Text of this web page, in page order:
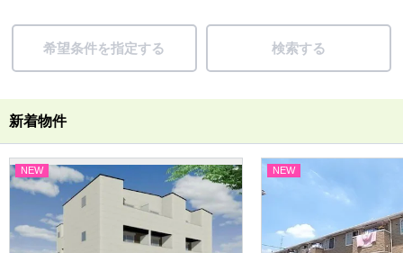
希望条件を指定する 検索する
新着物件
NEW NEW